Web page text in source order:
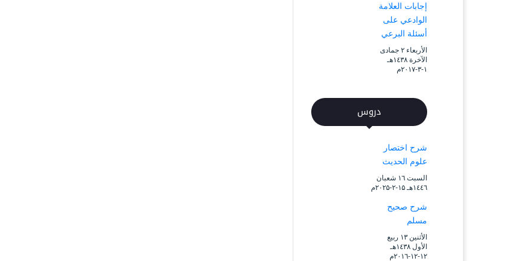
إجابات العلامة
الوادعي على
أسئلة البرعي
الأربعاء ۲ جمادى
الآخرة ۱٤۳۸هـ
۱-۳-۲۰۱۷م
دروس
شرح اختصار
علوم الحديث
السبت ۱٦ شعبان
۱٤٤٦هـ ۱۵-۲-۲۰۲۵م
شرح صحيح
مسلم
الأثنين ۱۳ ربيع
الأول ۱٤۳۸هـ
۱۲-۱۲-۲۰۱٦م